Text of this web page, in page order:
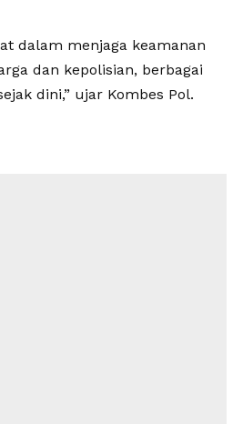
dalam menjaga keamanan
dan kepolisian, berbagai
dini,” ujar Kombes Pol.